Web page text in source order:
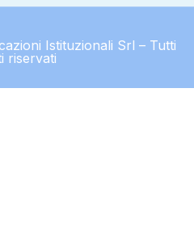
Istituzionali Srl – Tutti
riservati